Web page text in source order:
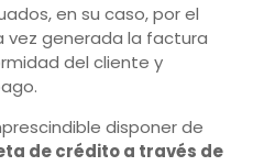
en su caso, por el
vez generada la factura
del cliente y
disponer de
de crédito a través de